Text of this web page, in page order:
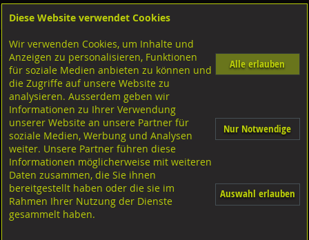
Shop Geländerzubehör
Bodenplatten
Diverse Ausführungen
Bodenplatten, rostfrei
Diese Website verwendet Cookies
Wir verwenden Cookies, um Inhalte und
Anzeigen zu personalisieren, Funktionen
für soziale Medien anbieten zu können und
die Zugriffe auf unsere Website zu
analysieren. Ausserdem geben wir
Informationen zu Ihrer Verwendung
unserer Website an unsere Partner für
soziale Medien, Werbung und Analysen
weiter. Unsere Partner führen diese
Informationen möglicherweise mit weiteren
Daten zusammen, die Sie ihnen
bereitgestellt haben oder die sie im
Rahmen Ihrer Nutzung der Dienste
gesammelt haben.
Alle erlauben
Nur Notwendige
Auswahl erlauben